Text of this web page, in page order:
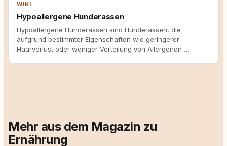
WIKI
Hypoallergene Hunderassen
Hypoallergene Hunderassen sind Hunderassen, die
aufgrund bestimmter Eigenschaften wie geringerer
Haarverlust oder weniger Verteilung von Allergenen …
Mehr aus dem Magazin zu
Ernährung